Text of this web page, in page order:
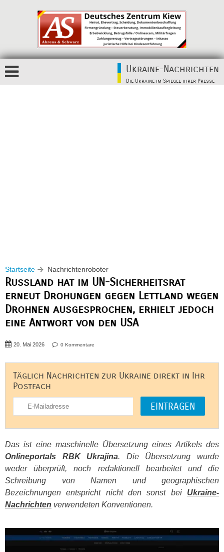
Ukraine-Nachrichten
Die Ukraine im Spiegel ihrer Presse
Startseite Nachrichtenroboter
Russland hat im UN-Sicherheitsrat
erneut Drohungen gegen Lettland wegen
Drohnen ausgesprochen, erhielt jedoch
eine Antwort von den USA
20. Mai 2026 0 Kommentare
Täglich Nachrichten zur Ukraine direkt in Ihr
Postfach
Das ist eine maschinelle Übersetzung eines Artikels des
Onlineportals RBKUkrajina. Die Übersetzung wurde
weder überprüft, noch redaktionell bearbeitet und die
Schreibung von Namen und geographischen
Bezeichnungen entspricht nicht den sonst bei Ukraine-
Nachrichten verwendeten Konventionen.